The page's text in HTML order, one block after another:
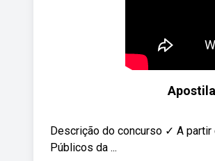
Descrição do concurso ✓ A
Públicos da ...